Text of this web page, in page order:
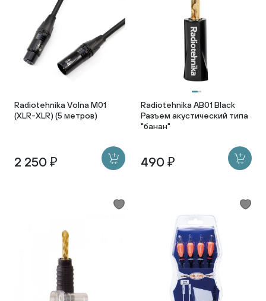
Radiotehnika Volna M01
(XLR-XLR) (5 метров)
2 250 ₽
Radiotehnika AB01 Black
Разъем акустический типа
"банан"
490 ₽